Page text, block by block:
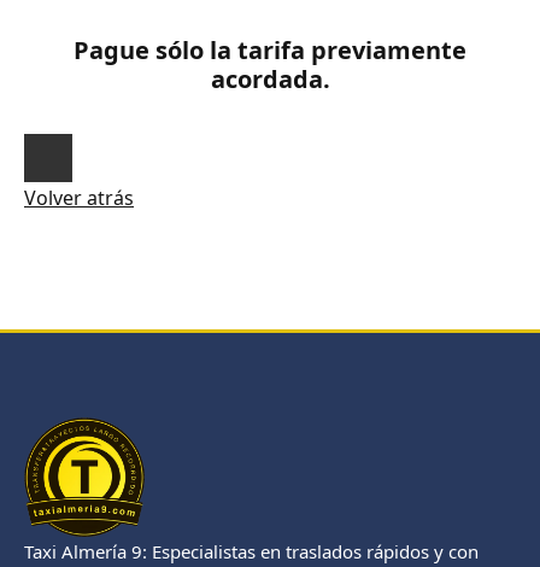
Pague sólo la tarifa previamente
acordada.
Volver atrás
Taxi Almería 9: Especialistas en traslados rápidos y con